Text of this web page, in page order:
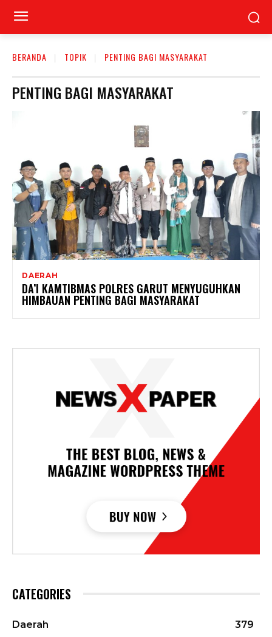
BERANDA TOPIK PENTING BAGI MASYARAKAT
PENTING BAGI MASYARAKAT
DAERAH
DA’I KAMTIBMAS POLRES GARUT MENYUGUHKAN
HIMBAUAN PENTING BAGI MASYARAKAT
CATEGORIES
Daerah
379